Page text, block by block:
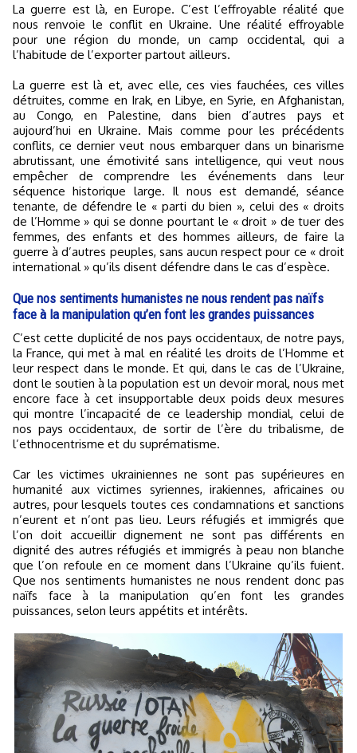
La guerre est là, en Europe. C’est l’effroyable réalité que
nous renvoie le conflit en Ukraine. Une réalité effroyable
pour une région du monde, un camp occidental, qui a
l’habitude de l’exporter partout ailleurs.
La guerre est là et, avec elle, ces vies fauchées, ces villes
détruites, comme en Irak, en Libye, en Syrie, en Afghanistan,
au Congo, en Palestine, dans bien d’autres pays et
aujourd’hui en Ukraine. Mais comme pour les précédents
conflits, ce dernier veut nous embarquer dans un binarisme
abrutissant, une émotivité sans intelligence, qui veut nous
empêcher de comprendre les événements dans leur
séquence historique large. Il nous est demandé, séance
tenante, de défendre le « parti du bien », celui des « droits
de l’Homme » qui se donne pourtant le « droit » de tuer des
femmes, des enfants et des hommes ailleurs, de faire la
guerre à d’autres peuples, sans aucun respect pour ce « droit
international » qu’ils disent défendre dans le cas d’espèce.
Que nos sentiments humanistes ne nous rendent pas naïfs
face à la manipulation qu’en font les grandes puissances
C’est cette duplicité de nos pays occidentaux, de notre pays,
la France, qui met à mal en réalité les droits de l’Homme et
leur respect dans le monde. Et qui, dans le cas de l’Ukraine,
dont le soutien à la population est un devoir moral, nous met
encore face à cet insupportable deux poids deux mesures
qui montre l’incapacité de ce leadership mondial, celui de
nos pays occidentaux, de sortir de l’ère du tribalisme, de
l’ethnocentrisme et du suprématisme.
Car les victimes ukrainiennes ne sont pas supérieures en
humanité aux victimes syriennes, irakiennes, africaines ou
autres, pour lesquels toutes ces condamnations et sanctions
n’eurent et n’ont pas lieu. Leurs réfugiés et immigrés que
l’on doit accueillir dignement ne sont pas différents en
dignité des autres réfugiés et immigrés à peau non blanche
que l’on refoule en ce moment dans l’Ukraine qu’ils fuient.
Que nos sentiments humanistes ne nous rendent donc pas
naïfs face à la manipulation qu’en font les grandes
puissances, selon leurs appétits et intérêts.